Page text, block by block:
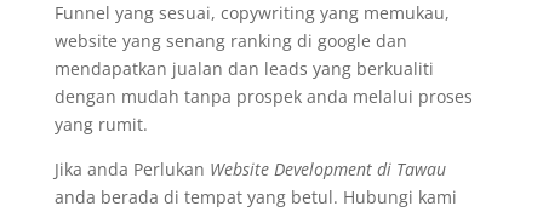
Funnel yang sesuai, copywriting yang memukau,
website yang senang ranking di google dan
mendapatkan jualan dan leads yang berkualiti
dengan mudah tanpa prospek anda melalui proses
yang rumit.
Jika anda Perlukan Website Development di Tawau
anda berada di tempat yang betul. Hubungi kami